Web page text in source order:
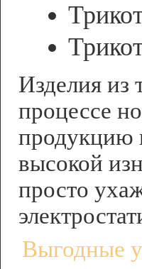
Изделия из
процессе
продукцию
высокой
просто
Выгодные